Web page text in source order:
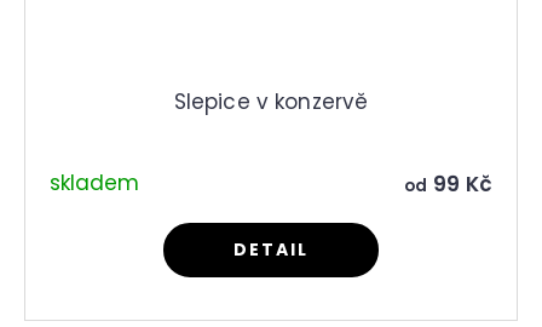
Slepice v konzervě
skladem od 99 Kč
DETAIL